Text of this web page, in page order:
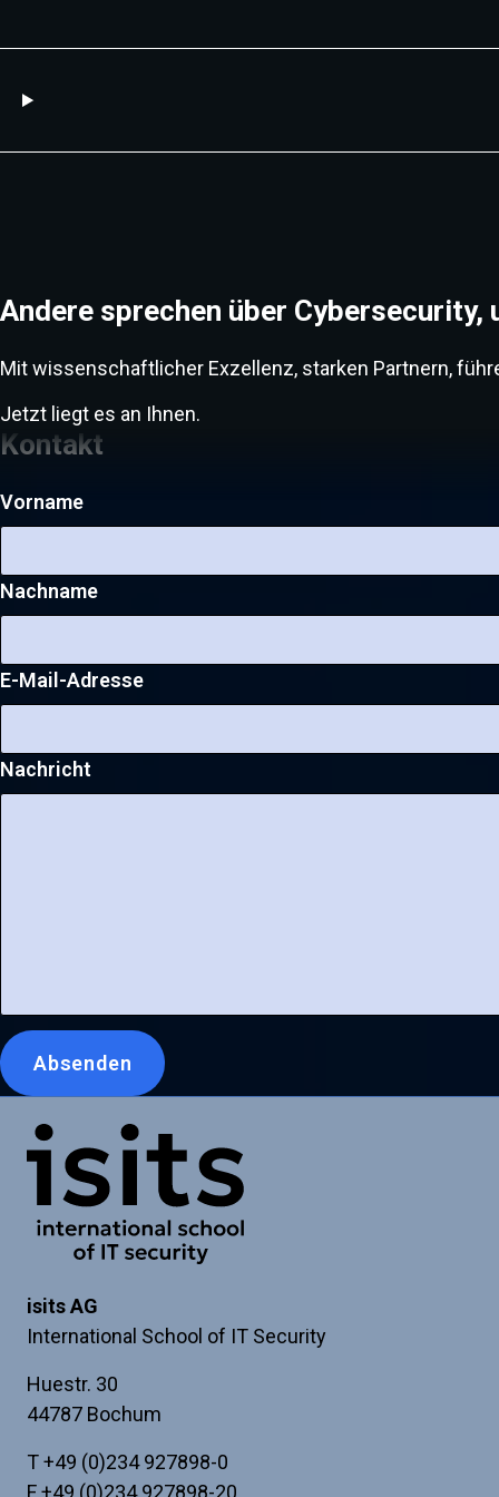
Andere sprechen über
Mit wissenschaftlicher Exzellenz, starken Partnern,
Jetzt liegt es an Ihnen.
Kontakt
Vorname
Nachname
E-Mail-Adresse
Nachricht
Leave
this
blank
you're
human
Absenden
Link zur Startseite
isits AG
International School of IT Security
Huestr. 30
44787 Bochum
T+49 (0)234 927898-0
F +49 (0)234 927898-20